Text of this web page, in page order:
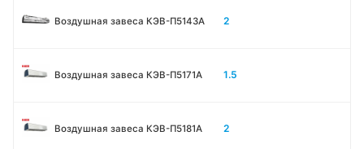
Воздушная завеса КЭВ-П5143A 2
Воздушная завеса КЭВ-П5171А 1.5
Воздушная завеса КЭВ-П5181А 2